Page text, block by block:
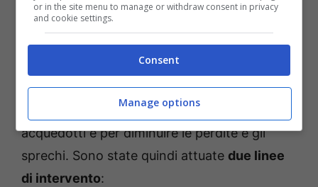
La Regione ha intanto utilizzato30 milioni di
per finanziare la manutenzione degli
acquedotti e per diminuire le perdite e gli
sprechi. Sono state quindi attuate due linee
di intervento:
or in the site menu to manage or withdraw consent in privacy
and cookie settings.
Consent
Manage options